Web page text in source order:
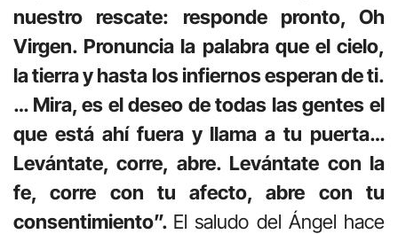
nuestro rescate: responde pronto, Oh
Virgen. Pronuncia la palabra que el cielo,
la tierra y hasta los infiernos esperan de ti.
… Mira, es el deseo de todas las gentes el
que está ahí fuera y llama a tu puerta…
Levántate, corre, abre. Levántate con la
fe, corre con tu afecto, abre con tu
consentimiento”. El saludo del Ángel hace